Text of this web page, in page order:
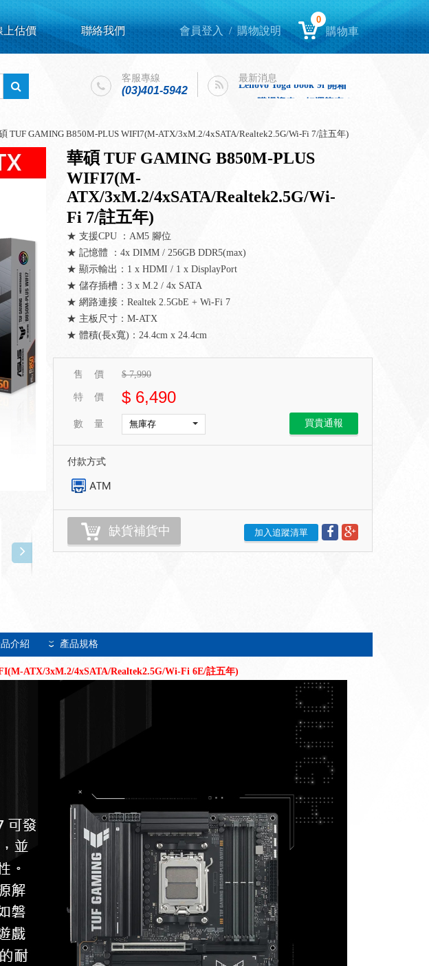
上估價 聯絡我們 會員登入 /購物說明
0
購物車
客服專線
(03)401-5942
最新消息
Lenovo Yoga book 9i 開箱
Lenovo Yoga book 9i 開箱
intel購機迎春，好運龍來！
TUF GAMING B850M-PLUS WIFI7(M-ATX/3xM.2/4xSATA/Realtek2.5G/Wi-Fi 7/註五年)
華碩 TUF GAMING B850M-PLUS
WIFI7(M-
ATX/3xM.2/4xSATA/Realtek2.5G/Wi-
Fi 7/註五年)
★ 支援CPU ：AM5 腳位
★ 記憶體 ：4x DIMM / 256GB DDR5(max)
★ 顯示輸出：1 x HDMI / 1 x DisplayPort
★ 儲存插槽：3 x M.2 / 4x SATA
★ 網路連接：Realtek 2.5GbE + Wi-Fi 7
★ 主板尺寸：M-ATX
★ 體積(長x寬)：24.4cm x 24.4cm
售 價 $7,990
特 價 $ 6,490
數 量 買貴通報
付款方式
缺貨補貨中 加入追蹤清單
介紹 產品規格
ATX/3xM.2/4xSATA/Realtek2.5G/Wi-Fi 6E/註五年)